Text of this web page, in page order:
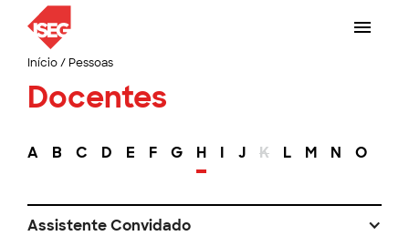
Início/ Pessoas
Docentes
A B C D E F G H I J K L M N O
Assistente Convidado